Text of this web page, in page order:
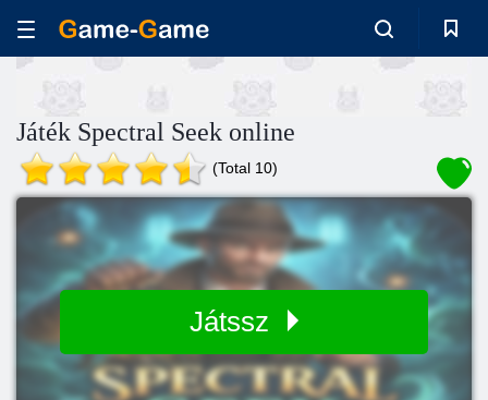
Játék Spectral Seek online
(Total 10)
Játssz